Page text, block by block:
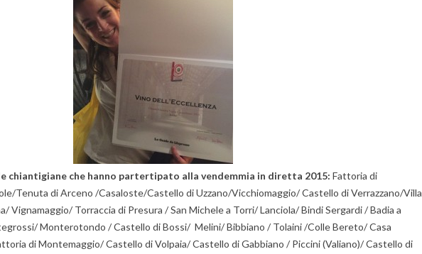
chiantigiane che hanno partertipato alla vendemmia in diretta 2015: Fattoria di
/Tenuta di Arceno /Casaloste/Castello di Uzzano/Vicchiomaggio/ Castello di Verrazzano/Villa
/Vignamaggio/ Torraccia di Presura /San Michele a Torri/Lanciola/Bindi Sergardi/Badia a
/Monterotondo /Castello di Bossi/ Melini/Bibbiano / Tolaini/Colle Bereto/Casa
di Montemaggio/Castello di Volpaia/Castello di Gabbiano / Piccini (Valiano)/Castello di